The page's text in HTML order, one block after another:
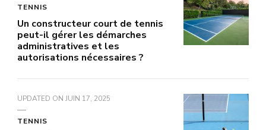
TENNIS
Un constructeur court de tennis
peut-il gérer les démarches
administratives et les
autorisations nécessaires ?
UPDATED ON JUIN 17, 2025
TENNIS